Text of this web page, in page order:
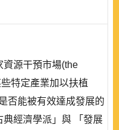
資源干預市場(the
特定產業加以扶植
否能被有效達成發展的
典經濟學派」與 「發展